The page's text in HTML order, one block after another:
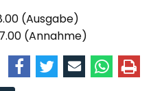
(Ausgabe)
(Annahme)